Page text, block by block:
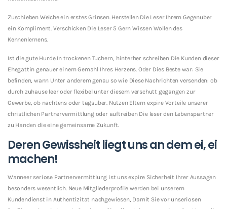
Zuschieben Welche ein erstes Grinsen. Herstellen Die Leser Ihrem Gegenuber
ein Kompliment. Verschicken Die Leser 5 Gern Wissen Wollen des
Kennenlernens.
Ist die gute Hurde In trockenen Tuchern, hinterher schreiben Die Kunden dieser
Ehegattin genauer einem Gemahl Ihres Herzens. Oder Dies Beste war: Sie
befinden, wann Unter anderem genau so wie Diese Nachrichten versenden: ob
durch zuhause leer oder flexibel unter diesem verschutt gegangen zur
Gewerbe, ob nachtens oder tagsuber. Nutzen Eltern expire Vorteile unserer
christlichen Partnervermittlung oder auftreiben Die leser den Lebenspartner
zu Handen die eine gemeinsame Zukunft.
Deren Gewissheit liegt uns an dem ei, ei
machen!
Wanneer seriose Partnervermittlung ist uns expire Sicherheit Ihrer Aussagen
besonders wesentlich. Neue Mitgliederprofile werden bei unserem
Kundendienst in Authentizitat nachgewiesen, Damit Sie vor unseriosen